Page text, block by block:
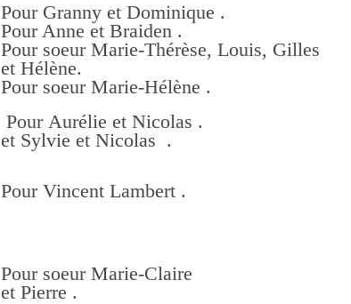
Pour Granny et Dominique .
Pour Anne et Braiden .
Pour soeur Marie-Thérèse, Louis, Gilles
et Hélène.
Pour soeur Marie-Hélène .
Pour Aurélie et Nicolas .
et Sylvie et Nicolas .
Pour Vincent Lambert .
Pour soeur Marie-Claire
et Pierre .